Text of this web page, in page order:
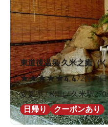
東道後温泉 久米之癒（
★★★★★4.472件の
愛媛県 / 松山 / 久米駅
日帰り
クーポンあり